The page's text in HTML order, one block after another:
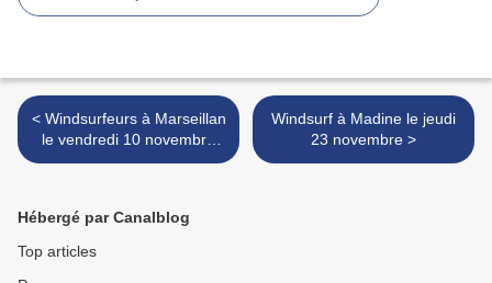
< Windsurfeurs à Marseillan
le vendredi 10 novembre
après-midi
Windsurf à Madine le jeudi
23 novembre >
Hébergé par Canalblog
Top articles